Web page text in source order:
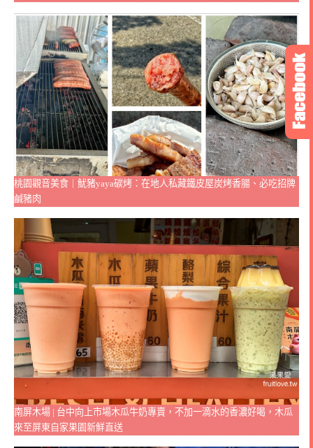
桃園觀音美食｜魷豬yaya碳烤：在地人私藏鐵皮屋炭烤香腸、必吃招牌
鹹豬肉
南屏木場 | 台中向上市場木瓜牛奶專賣，不加一滴水的香濃好喝，木瓜
來至屏東自家果園新鮮直送